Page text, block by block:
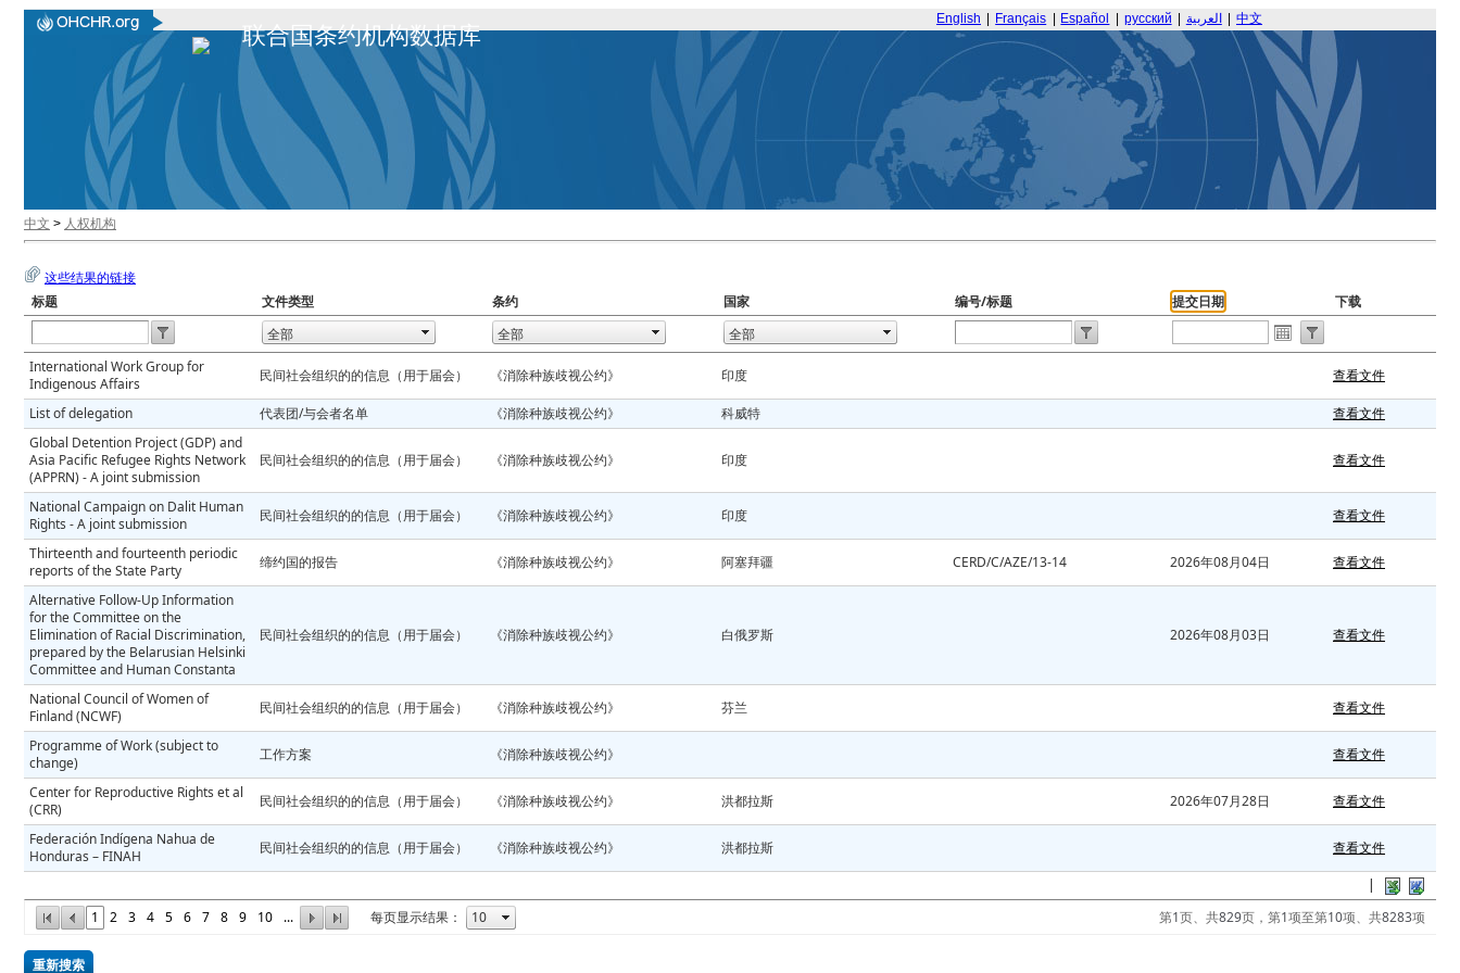
English Français Español русский العربية 中文
联合国条约机构数据库
中文 > 人权机构
这些结果的链接
标题 文件类型 条约 国家 编号/标题 提交日期
下载
|
1
2 3 4 5 6 7 8 9 10 ... 每页显示结果： 第1页、共829页，第1项至第10项、共8283项
International Work Group for
Indigenous Affairs
民间社会组织的的信息（用于届会） 《消除种族歧视公约》 印度 查看文件
List of delegation 代表团/与会者名单 《消除种族歧视公约》 科威特
查看文件
Global Detention Project (GDP) and
Asia Pacific Refugee Rights Network
(APPRN) - A joint submission
民间社会组织的的信息（用于届会） 《消除种族歧视公约》 印度 查看文件
National Campaign on Dalit Human
Rights - A joint submission
民间社会组织的的信息（用于届会） 《消除种族歧视公约》 印度 查看文件
Thirteenth and fourteenth periodic
reports of the State Party
缔约国的报告 《消除种族歧视公约》 阿塞拜疆 CERD/C/AZE/13-14 2026年08月04日 查看文件
Alternative Follow-Up Information
for the Committee on the
Elimination of Racial Discrimination,
prepared by the Belarusian Helsinki
Committee and Human Constanta
民间社会组织的的信息（用于届会） 《消除种族歧视公约》 白俄罗斯 2026年08月03日 查看文件
National Council of Women of
Finland (NCWF)
民间社会组织的的信息（用于届会） 《消除种族歧视公约》 芬兰 查看文件
Programme of Work (subject to
change)
工作方案 《消除种族歧视公约》 查看文件
Center for Reproductive Rights et al
(CRR)
民间社会组织的的信息（用于届会） 《消除种族歧视公约》 洪都拉斯 2026年07月28日 查看文件
Federación Indígena Nahua de
Honduras – FINAH
民间社会组织的的信息（用于届会） 《消除种族歧视公约》 洪都拉斯 查看文件